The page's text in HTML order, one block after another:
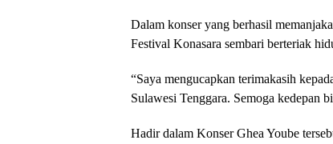
Dalam konser yang berhasil
Festival Konasara sembari berteriak
“Saya mengucapkan terimakasih
Sulawesi Tenggara. Semoga kedepan
Hadir dalam Konser Ghea Yoube